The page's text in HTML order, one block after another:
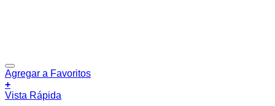
Agregar a Favoritos
+
Vista Rápida